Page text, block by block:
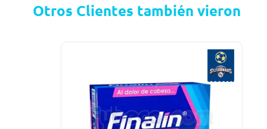
Otros Clientes también vieron